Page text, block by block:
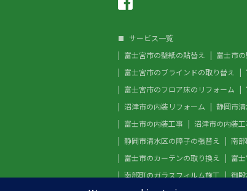
サービス一覧
富士宮市の壁紙の貼替え
富士市
富士宮市のブラインドの取り替え
富士宮市のフロア床のリフォーム
沼津市の内装リフォーム
静岡市
富士市の内装工事
沼津市の内装工
静岡市清水区の障子の張替え
南
富士市のカーテンの取り換え
富
南部町のガラスフィルム施工
御